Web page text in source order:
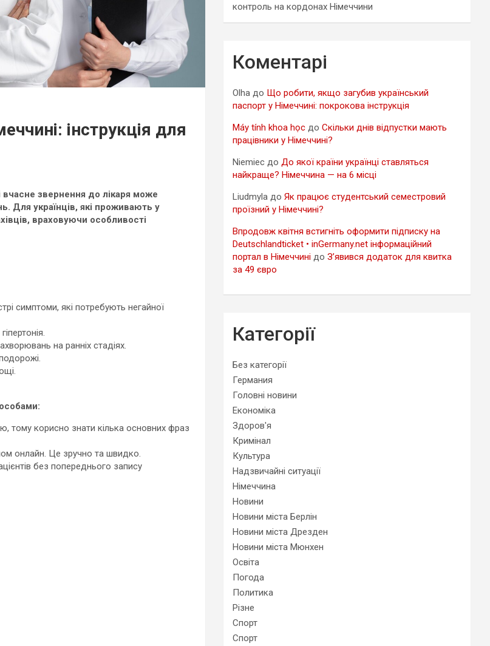
інструкція для
звернення до лікаря може
Для українців, які проживають у
враховуючи особливості
симптоми, які потребують негайної
на ранніх стадіях.
тому корисно знати кілька основних фраз
онлайн. Це зручно та швидко.
без попереднього запису
контроль на кордонах Німеччини
Коментарі
Olha до Що робити, якщо загубив український
паспорт у Німеччині: покрокова інструкція
Máy tính khoa học доСкільки днів відпустки мають
працівники у Німеччині?
Niemiec доДо якої країни українці ставляться
найкраще? Німеччина — на 6 місці
Liudmyla доЯк працює студентський семестровий
проїзний у Німеччині?
Впродовж квітня встигніть оформити підписку на
Deutschlandticket • inGermany.net інформаційний
портал в Німеччині доЗ’явився додаток для квитка
за 49 євро
Категорії
Без категорії
Германия
Головні новини
Економіка
Здоров'я
Кримінал
Культура
Надзвичайні ситуації
Німеччина
Новини
Новини міста Берлін
Новини міста Дрезден
Новини міста Мюнхен
Освіта
Погода
Политика
Різне
Спорт
Спорт